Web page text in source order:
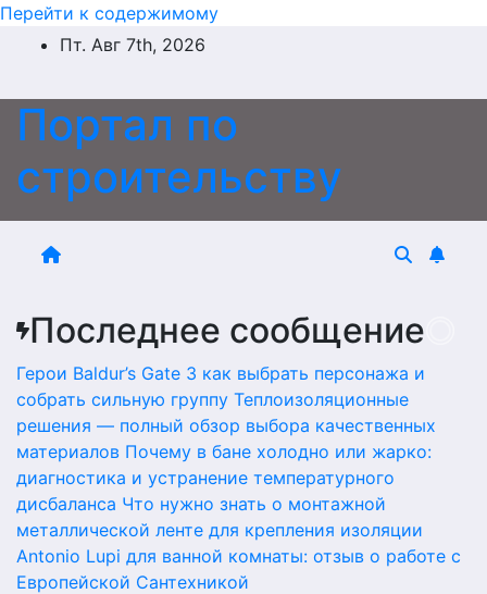
Перейти к содержимому
Пт. Авг 7th, 2026
Портал по
строительству
Последнее сообщение
Герои Baldur’s Gate 3 как выбрать персонажа и
собрать сильную группу Теплоизоляционные
решения — полный обзор выбора качественных
материалов Почему в бане холодно или жарко:
диагностика и устранение температурного
дисбаланса Что нужно знать о монтажной
металлической ленте для крепления изоляции
Antonio Lupi для ванной комнаты: отзыв о работе с
Европейской Сантехникой